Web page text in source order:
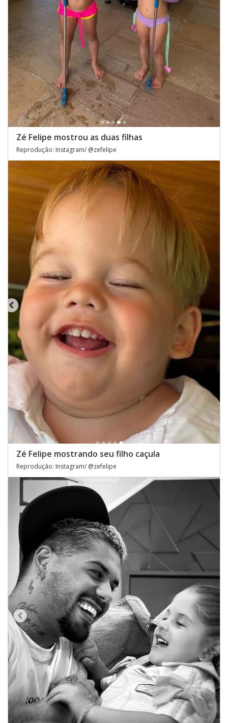
Zé Felipe mostrou as duas filhas
Reprodução: Instagram/ @zefelipe
Zé Felipe mostrando seu filho caçula
Reprodução: Instagram/ @zefelipe